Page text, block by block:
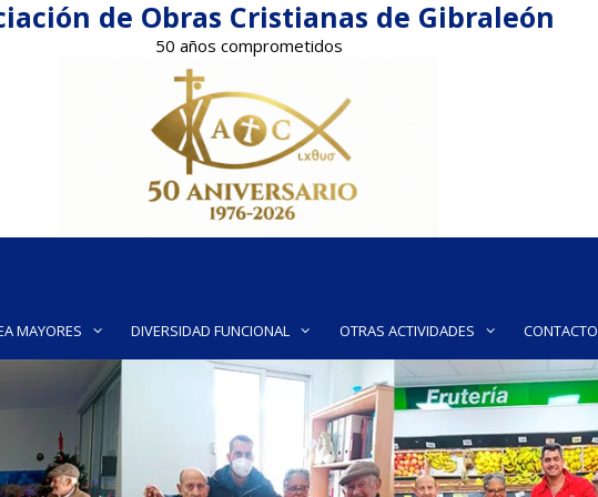
de Obras Cristianas de Gibraleón
50 años comprometidos
MAYORES DIVERSIDAD FUNCIONAL OTRAS ACTIVIDADES CONTACTO